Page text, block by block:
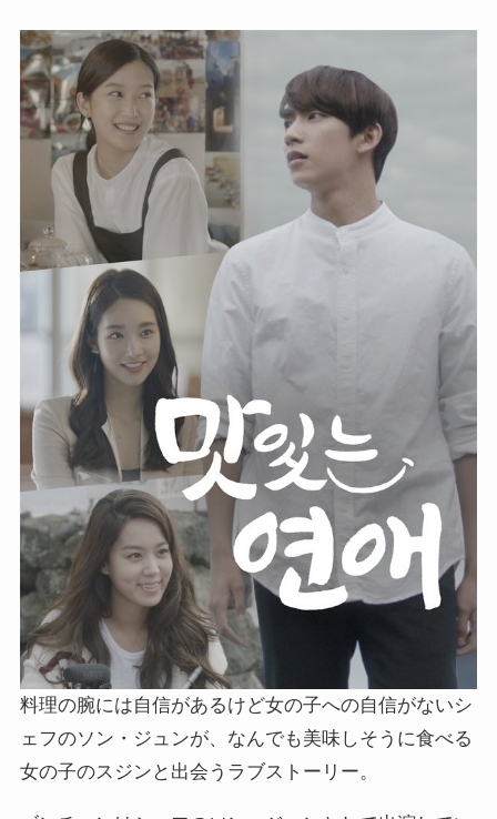
料理の腕には自信があるけど女の子への自信がないシ
ェフのソン・ジュンが、なんでも美味しそうに食べる
女の子のスジンと出会うラブストーリー。